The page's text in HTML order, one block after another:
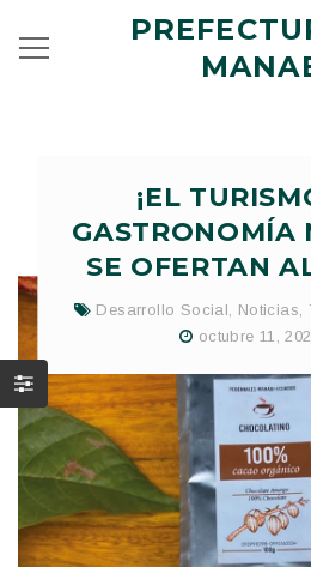
¡EL
GASTRONOMÍA
SE OFERTAN
Desarrollo Social Noticias
octubre 11,